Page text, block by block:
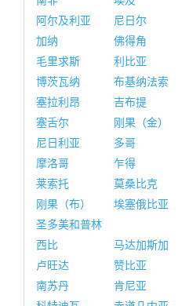
阿尔及利亚
尼日尔
加纳
佛得角
毛里求斯
利比亚
博茨瓦纳
布基纳法索
塞拉利昂
吉布提
塞舌尔
刚果（金）
尼日利亚
多哥
摩洛哥
乍得
莱索托
莫桑比克
刚果（布）
埃塞俄比亚
圣多美和普林
西比
马达加斯加
卢旺达
赞比亚
南苏丹
肯尼亚